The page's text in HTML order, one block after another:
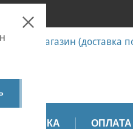
магазин (доставка
ДОСТАВКА ОПЛАТА